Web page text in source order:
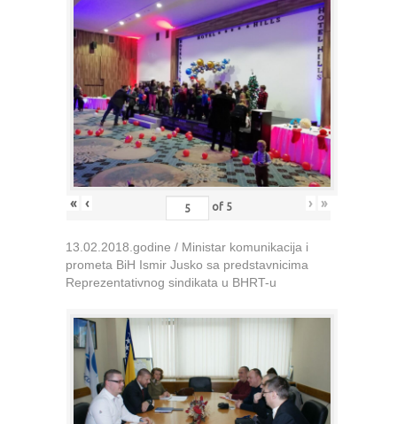
« ‹ of 5 › »
13.02.2018.godine / Ministar komunikacija i
prometa BiH Ismir Jusko sa predstavnicima
Reprezentativnog sindikata u BHRT-u